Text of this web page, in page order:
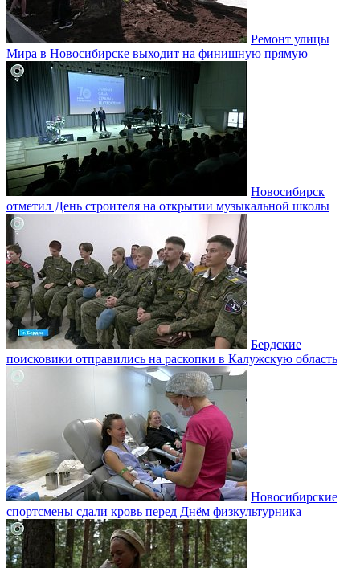
Ремонт улицы
Мира в Новосибирске выходит на финишную прямую
Новосибирск
отметил День строителя на открытии музыкальной школы
Бердские
поисковики отправились на раскопки в Калужскую область
Новосибирские
спортсмены сдали кровь перед Днём физкультурника